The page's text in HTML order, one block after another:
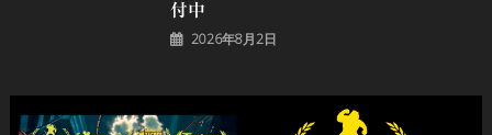
付中
2026年8月2日